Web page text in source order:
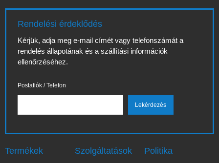
Rendelési érdeklődés
Kérjük, adja meg e-mail címét vagy telefonszámát a
rendelés állapotának és a szállítási információk
ellenőrzéséhez.
Postafiók / Telefon
Termékek Szolgáltatások Politika